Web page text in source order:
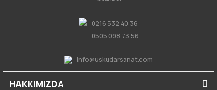
0216 532 40 36
0505 098 73 56
info@uskudarsanat.com
HAKKIMIZDA